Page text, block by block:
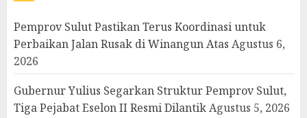
Pemprov Sulut Pastikan Terus Koordinasi untuk
Perbaikan Jalan Rusak di Winangun Atas Agustus 6,
2026
Gubernur Yulius Segarkan Struktur Pemprov Sulut,
Tiga Pejabat Eselon II Resmi DilantikAgustus 5, 2026